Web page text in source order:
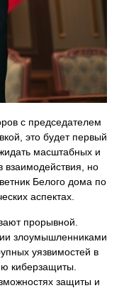
с председателем
это будет первый
масштабных и
взаимодействия, но
Белого дома по
аспектах.
прорывной.
злоумышленниками
уязвимостей в
киберзащиты.
защиты и